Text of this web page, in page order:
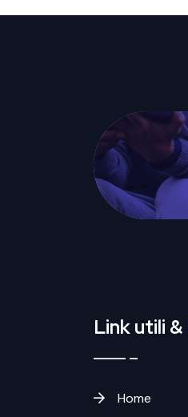
Link utili &
Home